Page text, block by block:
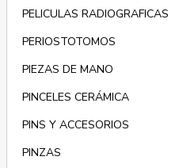
PELICULAS RADIOGRAFICAS
PERIOSTOTOMOS
PIEZAS DE MANO
PINCELES CERÁMICA
PINS Y ACCESORIOS
PINZAS